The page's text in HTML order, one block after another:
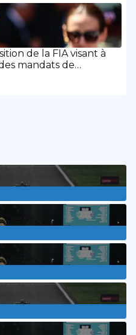
de la FIA visant à
mandats de